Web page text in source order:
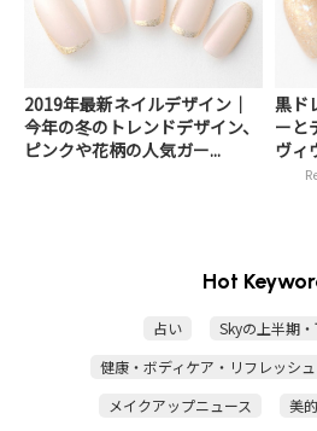
2019年最新ネイルデザイン｜
今年の冬のトレンドデザイン、
ピンクや花柄の人気ガー...
黒ド
ーと
ヴィ
Hot
占い
Skyの上半期
健康・ボディケア・リフレッシュ
メイクアップニュース
美